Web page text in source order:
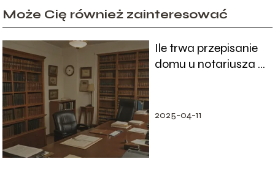
Może Cię również zainteresować
Ile trwa przepisanie
domu u notariusza –
wyjaśnione
2025-04-11